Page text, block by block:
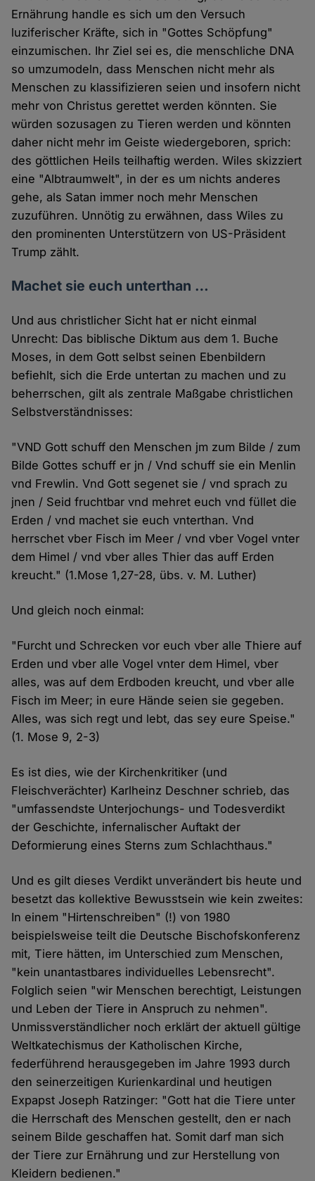
Ernährung handle es sich um den Versuch
luziferischer Kräfte, sich in "Gottes Schöpfung"
einzumischen. Ihr Ziel sei es, die menschliche DNA
so umzumodeln, dass Menschen nicht mehr als
Menschen zu klassifizieren seien und insofern nicht
mehr von Christus gerettet werden könnten. Sie
würden sozusagen zu Tieren werden und könnten
daher nicht mehr im Geiste wiedergeboren, sprich:
des göttlichen Heils teilhaftig werden. Wiles skizziert
eine "Albtraumwelt", in der es um nichts anderes
gehe, als Satan immer noch mehr Menschen
zuzuführen. Unnötig zu erwähnen, dass Wiles zu
den prominenten Unterstützern von US-Präsident
Trump zählt.
Machet sie euch unterthan …
Und aus christlicher Sicht hat er nicht einmal
Unrecht: Das biblische Diktum aus dem 1. Buche
Moses, in dem Gott selbst seinen Ebenbildern
befiehlt, sich die Erde untertan zu machen und zu
beherrschen, gilt als zentrale Maßgabe christlichen
Selbstverständnisses:
"VND Gott schuff den Menschen jm zum Bilde / zum
Bilde Gottes schuff er jn / Vnd schuff sie ein Menlin
vnd Frewlin. Vnd Gott segenet sie / vnd sprach zu
jnen / Seid fruchtbar vnd mehret euch vnd füllet die
Erden / vnd machet sie euch vnterthan. Vnd
herrschet vber Fisch im Meer / vnd vber Vogel vnter
dem Himel / vnd vber alles Thier das auff Erden
kreucht." (1.Mose 1,27-28, übs. v. M. Luther)
Und gleich noch einmal:
"Furcht und Schrecken vor euch vber alle Thiere auf
Erden und vber alle Vogel vnter dem Himel, vber
alles, was auf dem Erdboden kreucht, und vber alle
Fisch im Meer; in eure Hände seien sie gegeben.
Alles, was sich regt und lebt, das sey eure Speise."
(1. Mose 9, 2-3)
Es ist dies, wie der Kirchenkritiker (und
Fleischverächter) Karlheinz Deschner schrieb, das
"umfassendste Unterjochungs- und Todesverdikt
der Geschichte, infernalischer Auftakt der
Deformierung eines Sterns zum Schlachthaus."
Und es gilt dieses Verdikt unverändert bis heute und
besetzt das kollektive Bewusstsein wie kein zweites:
In einem "Hirtenschreiben" (!) von 1980
beispielsweise teilt die Deutsche Bischofskonferenz
mit, Tiere hätten, im Unterschied zum Menschen,
"kein unantastbares individuelles Lebensrecht".
Folglich seien "wir Menschen berechtigt, Leistungen
und Leben der Tiere in Anspruch zu nehmen".
Unmissverständlicher noch erklärt der aktuell gültige
Weltkatechismus der Katholischen Kirche,
federführend herausgegeben im Jahre 1993 durch
den seinerzeitigen Kurienkardinal und heutigen
Expapst Joseph Ratzinger: "Gott hat die Tiere unter
die Herrschaft des Menschen gestellt, den er nach
seinem Bilde geschaffen hat. Somit darf man sich
der Tiere zur Ernährung und zur Herstellung von
Kleidern bedienen."